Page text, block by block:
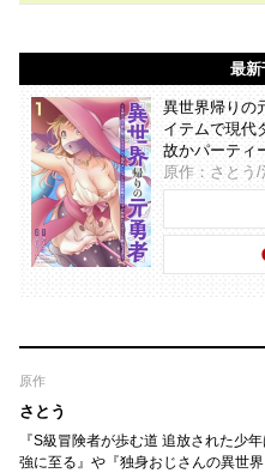
最新
異世界帰りの
イテムで現代
故かパーテ
原作：さとう
原作
さとう
『S級冒険者が歩む道 追放された少
強に至る』や『独身おじさんの異世